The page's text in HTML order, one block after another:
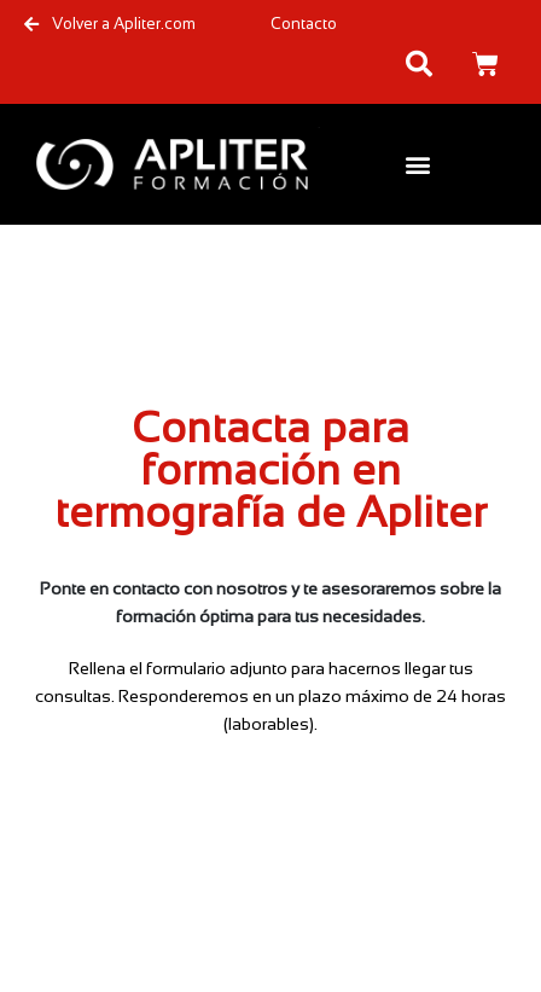
Volver a Apliter.com Contacto
Contacta para
formación en
termografía de Apliter
Ponte en contacto con nosotros y te asesoraremos sobre la
formación óptima para tus necesidades.
Rellena el formulario adjunto para hacernos llegar tus
consultas. Responderemos en un plazo máximo de 24 horas
(laborables).